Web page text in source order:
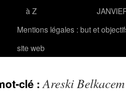
à Z
Mentions légales : but et
site web
clé :Areski Belkacem